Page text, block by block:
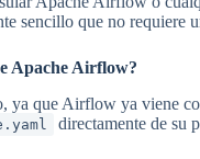
sencillo que no requiere
Apache Airflow?
ya que Airflow ya viene
directamente de su